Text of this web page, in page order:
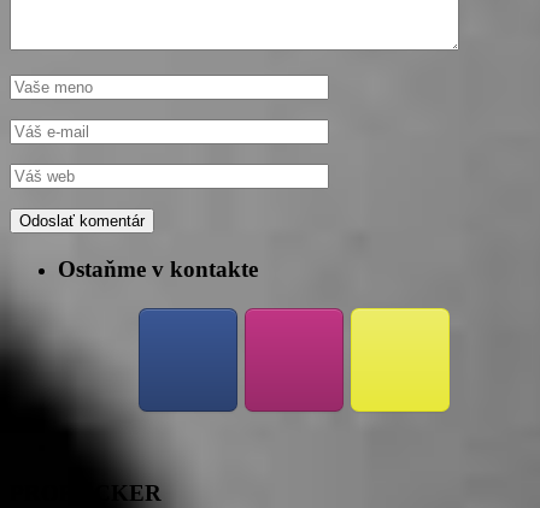
Ostaňme v kontakte
PROROCKER